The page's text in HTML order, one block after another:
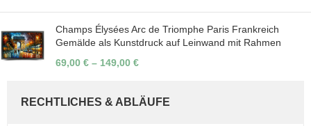
Champs Élysées Arc de Triomphe Paris Frankreich
Gemälde als Kunstdruck auf Leinwand mit Rahmen
69,00 € – 149,00 €
RECHTLICHES & ABLÄUFE